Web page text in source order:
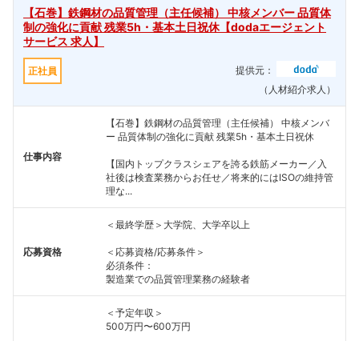
【石巻】鉄鋼材の品質管理（主任候補） 中核メンバー 品質体
制の強化に貢献 残業5h・基本土日祝休【dodaエージェント
サービス 求人】
正社員
提供元：
（人材紹介求人）
仕事内容
【石巻】鉄鋼材の品質管理（主任候補） 中核メンバ
ー 品質体制の強化に貢献 残業5h・基本土日祝休
【国内トップクラスシェアを誇る鉄筋メーカー／入
社後は検査業務からお任せ／将来的にはISOの維持管
理な...
応募資格
＜最終学歴＞大学院、大学卒以上
＜応募資格/応募条件＞
必須条件：
製造業での品質管理業務の経験者
＜予定年収＞
500万円〜600万円